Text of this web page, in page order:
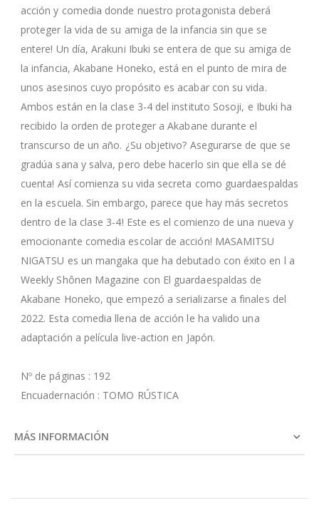
acción y comedia donde nuestro protagonista deberá
proteger la vida de su amiga de la infancia sin que se
entere! Un día, Arakuni Ibuki se entera de que su amiga de
la infancia, Akabane Honeko, está en el punto de mira de
unos asesinos cuyo propósito es acabar con su vida.
Ambos están en la clase 3-4 del instituto Sosoji, e Ibuki ha
recibido la orden de proteger a Akabane durante el
transcurso de un año. ¿Su objetivo? Asegurarse de que se
gradúa sana y salva, pero debe hacerlo sin que ella se dé
cuenta! Así comienza su vida secreta como guardaespaldas
en la escuela. Sin embargo, parece que hay más secretos
dentro de la clase 3-4! Este es el comienzo de una nueva y
emocionante comedia escolar de acción! MASAMITSU
NIGATSU es un mangaka que ha debutado con éxito en l a
Weekly Shônen Magazine con El guardaespaldas de
Akabane Honeko, que empezó a serializarse a finales del
2022. Esta comedia llena de acción le ha valido una
adaptación a película live-action en Japón.
Nº de páginas : 192
Encuadernación : TOMO RÚSTICA
MÁS INFORMACIÓN